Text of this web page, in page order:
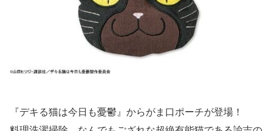
『デキる猫は今日も憂鬱』からがま口ポーチが登場！